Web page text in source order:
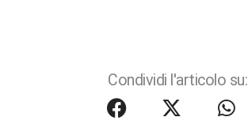
Condividi l'articolo su: